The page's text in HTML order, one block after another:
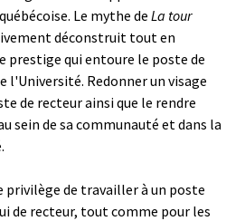
Le mythe de La tour
déconstruit tout en
qui entoure le poste de
l'Université. Redonner un visage
de recteur ainsi que le rendre
sein de sa communauté et dans la
privilège de travailler à un poste
de recteur, tout comme pour les